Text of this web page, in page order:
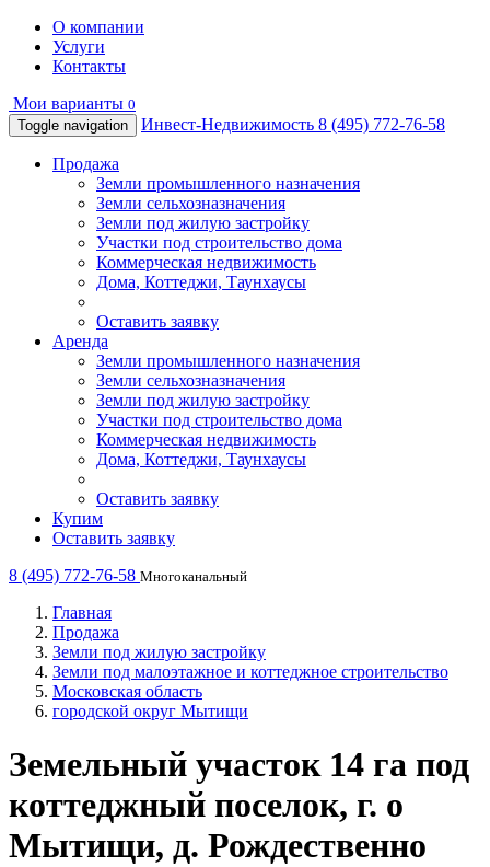
О компании
Услуги
Контакты
Мои варианты 0
Toggle navigation
Инвест-Недвижимость 8 (495) 772-76-58
Продажа
Земли промышленного назначения
Земли сельхозназначения
Земли под жилую застройку
Участки под строительство дома
Коммерческая недвижимость
Дома, Коттеджи, Таунхаусы
Оставить заявку
Аренда
Земли промышленного назначения
Земли сельхозназначения
Земли под жилую застройку
Участки под строительство дома
Коммерческая недвижимость
Дома, Коттеджи, Таунхаусы
Оставить заявку
Купим
Оставить заявку
8 (495) 772-76-58 Многоканальный
Главная
Продажа
Земли под жилую застройку
Земли под малоэтажное и коттеджное строительство
Московская область
городской округ Мытищи
Земельный участок 14 га под
коттеджный поселок, г. о
Мытищи, д. Рождественно